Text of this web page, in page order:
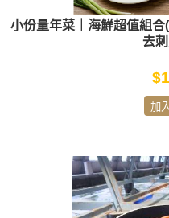
小份量年菜｜海鮮超值組
去
加